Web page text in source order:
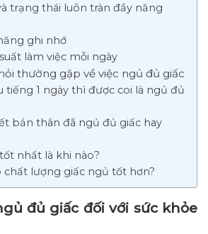
trạng thái luôn tràn đầy năng
ghi nhớ
làm việc mỗi ngày
thường gặp về việc ngủ đủ giấc
tiếng 1 ngày thì được coi là ngủ đủ
bản thân đã ngủ đủ giấc hay
nhất là khi nào?
chất lượng giấc ngủ tốt hơn?
đủ giấc đối với sức khỏe